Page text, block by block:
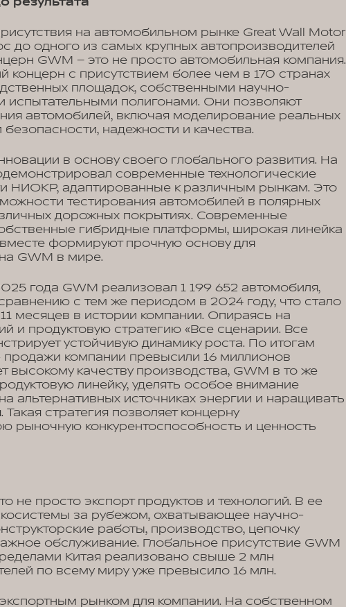
на автомобильном рынке Great Wall Motor
до одного из самых крупных автопроизводителей
GWM – это не просто автомобильная компания.
концерн с присутствием более чем в 170 странах
площадок, собственными научно-
испытательными полигонами. Они позволяют
автомобилей, включая моделирование реальных
надежности и качества.
в основу своего глобального развития. На
современные технологические
НИОКР, адаптированные к различным рынкам. Это
тестирования автомобилей в полярных
дорожных покрытиях. Современные
гибридные платформы, широкая линейка
формируют прочную основу для
GWM в мире.
года GWM реализовал 1 199 652 автомобиля,
с тем же периодом в 2024 году, что стало
месяцев в истории компании. Опираясь на
и продуктовую стратегию «Все сценарии. Все
устойчивую динамику роста. По итогам
компании превысили 16 миллионов
высокому качеству производства, GWM в то же
линейку, уделять особое внимание
альтернативных источниках энергии и наращивать
стратегия позволяет концерну
рыночную конкурентоспособность и ценность
не просто экспорт продуктов и технологий. В ее
за рубежом, охватывающее научно-
работы, производство, цепочку
обслуживание. Глобальное присутствие GWM
Китая реализовано свыше 2 млн
по всему миру уже превысило 16 млн.
рынком для компании. На собственном